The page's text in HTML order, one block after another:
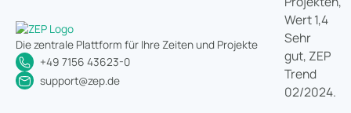
Die zentrale Plattform für Ihre Zeiten und Projekte
+49 7156 43623-0
support@zep.de